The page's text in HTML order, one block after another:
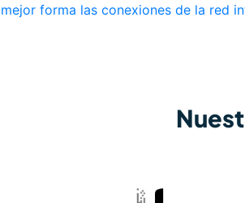
forma las conexiones de la red